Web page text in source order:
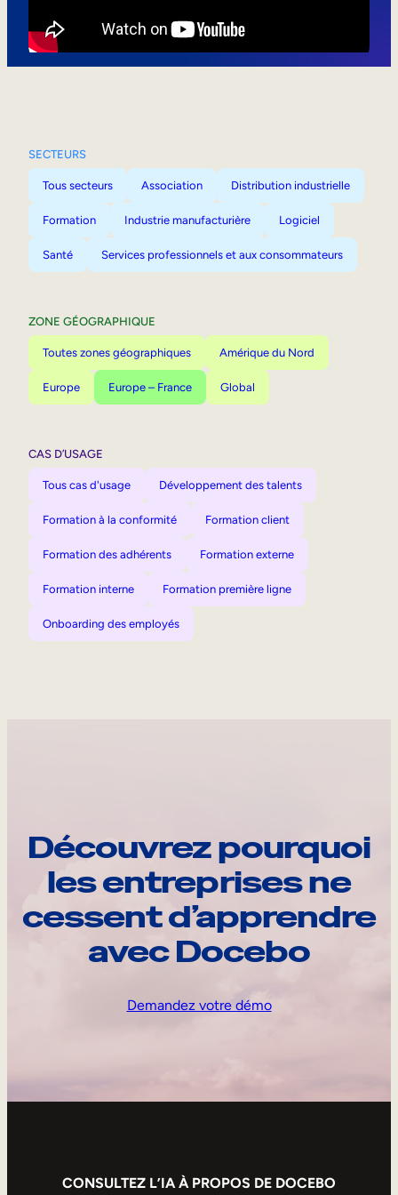
SECTEURS
Tous secteurs Association Distribution industrielle
Formation Industrie manufacturière Logiciel
Santé Services professionnels et aux consommateurs
ZONE GÉOGRAPHIQUE
Toutes zones géographiques Amérique du Nord
Europe Europe – France Global
CAS D’USAGE
Tous cas d'usage Développement des talents
Formation à la conformité Formation client
Formation des adhérents Formation externe
Formation interne Formation première ligne
Onboarding des employés
Découvrez pourquoi
les entreprises ne
cessent d’apprendre
avec Docebo
Demandez votre démo
CONSULTEZ L’IA À PROPOS DE DOCEBO